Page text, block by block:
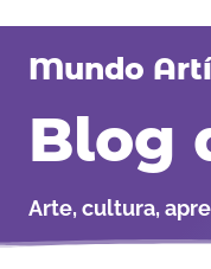
Mundo
Blog
Arte, cultura,